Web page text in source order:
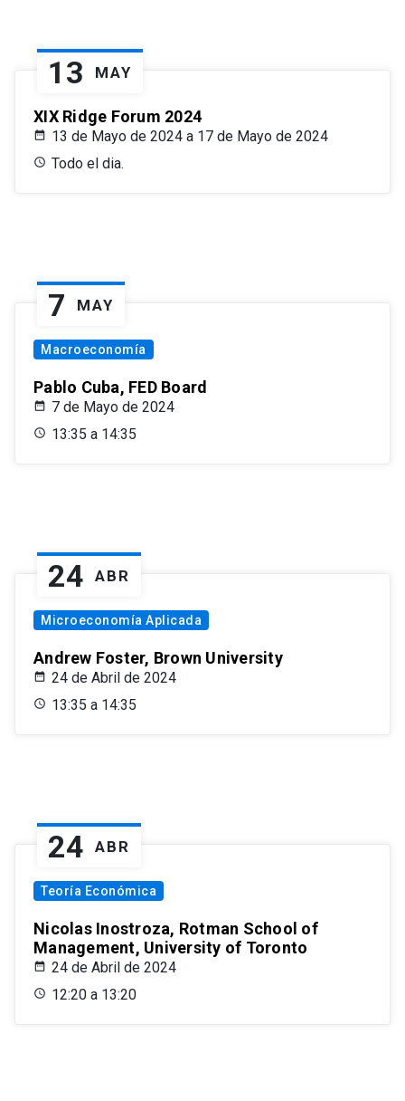
13 MAY
XIX Ridge Forum 2024
13 de Mayo de 2024 a 17 de Mayo de 2024
Todo el dia.
7 MAY
Macroeconomía
Pablo Cuba, FED Board
7 de Mayo de 2024
13:35 a 14:35
24 ABR
Microeconomía Aplicada
Andrew Foster, Brown University
24 de Abril de 2024
13:35 a 14:35
24 ABR
Teoría Económica
Nicolas Inostroza, Rotman School of
Management, University of Toronto
24 de Abril de 2024
12:20 a 13:20